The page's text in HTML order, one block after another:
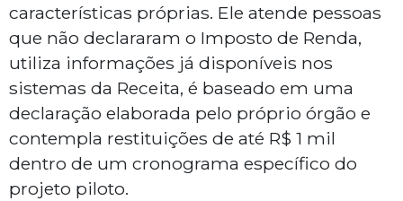
características próprias. Ele atende pessoas
que não declararam o Imposto de Renda,
utiliza informações já disponíveis nos
sistemas da Receita, é baseado em uma
declaração elaborada pelo próprio órgão e
contempla restituições de até R$ 1 mil
dentro de um cronograma específico do
projeto piloto.